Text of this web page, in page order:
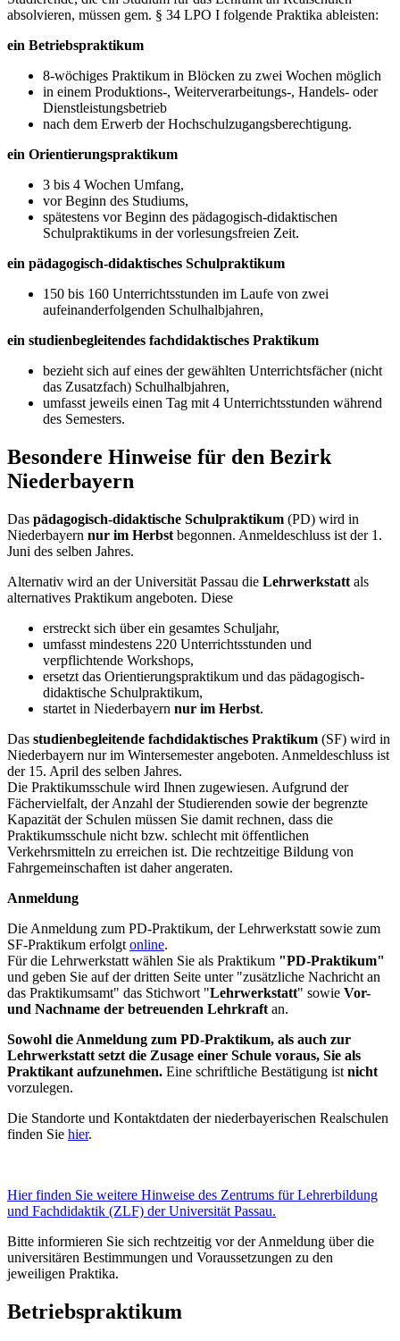
absolvieren, müssen gem. § 34 LPO I folgende Praktika ableisten:
ein Betriebspraktikum
8-wöchiges Praktikum in Blöcken zu zwei Wochen möglich
in einem Produktions-, Weiterverarbeitungs-, Handels- oder
Dienstleistungsbetrieb
nach dem Erwerb der Hochschulzugangsberechtigung.
ein Orientierungspraktikum
3 bis 4 Wochen Umfang,
vor Beginn des Studiums,
spätestens vor Beginn des pädagogisch-didaktischen
Schulpraktikums in der vorlesungsfreien Zeit.
ein pädagogisch-didaktisches Schulpraktikum
150 bis 160 Unterrichtsstunden im Laufe von zwei
aufeinanderfolgenden Schulhalbjahren,
ein studienbegleitendes fachdidaktisches Praktikum
bezieht sich auf eines der gewählten Unterrichtsfächer (nicht
das Zusatzfach) Schulhalbjahren,
umfasst jeweils einen Tag mit 4 Unterrichtsstunden während
des Semesters.
Besondere Hinweise für den Bezirk
Niederbayern
Das pädagogisch-didaktische Schulpraktikum (PD) wird in
Niederbayern nur im Herbst begonnen. Anmeldeschluss ist der 1.
Juni des selben Jahres.
Alternativ wird an der Universität Passau die Lehrwerkstatt als
alternatives Praktikum angeboten. Diese
erstreckt sich über ein gesamtes Schuljahr,
umfasst mindestens 220 Unterrichtsstunden und
verpflichtende Workshops,
ersetzt das Orientierungspraktikum und das pädagogisch-
didaktische Schulpraktikum,
startet in Niederbayern nur im Herbst.
Das studienbegleitende fachdidaktisches Praktikum (SF) wird in
Niederbayern nur im Wintersemester angeboten. Anmeldeschluss ist
der 15. April des selben Jahres.
Die Praktikumsschule wird Ihnen zugewiesen. Aufgrund der
Fächervielfalt, der Anzahl der Studierenden sowie der begrenzte
Kapazität der Schulen müssen Sie damit rechnen, dass die
Praktikumsschule nicht bzw. schlecht mit öffentlichen
Verkehrsmitteln zu erreichen ist. Die rechtzeitige Bildung von
Fahrgemeinschaften ist daher angeraten.
Anmeldung
Die Anmeldung zum PD-Praktikum, der Lehrwerkstatt sowie zum
SF-Praktikum erfolgt online.
Für die Lehrwerkstatt wählen Sie als Praktikum "PD-Praktikum"
und geben Sie auf der dritten Seite unter "zusätzliche Nachricht an
das Praktikumsamt" das Stichwort "Lehrwerkstatt" sowie Vor-
und Nachname der betreuenden Lehrkraft an.
Sowohl die Anmeldung zum PD-Praktikum, als auch zur
Lehrwerkstatt setzt die Zusage einer Schule voraus, Sie als
Praktikant aufzunehmen. Eine schriftliche Bestätigung ist nicht
vorzulegen.
Die Standorte und Kontaktdaten der niederbayerischen Realschulen
finden Sie hier.
Hier finden Sie weitere Hinweise des Zentrums für Lehrerbildung
und Fachdidaktik (ZLF) der Universität Passau.
Bitte informieren Sie sich rechtzeitig vor der Anmeldung über die
universitären Bestimmungen und Voraussetzungen zu den
jeweiligen Praktika.
Betriebspraktikum